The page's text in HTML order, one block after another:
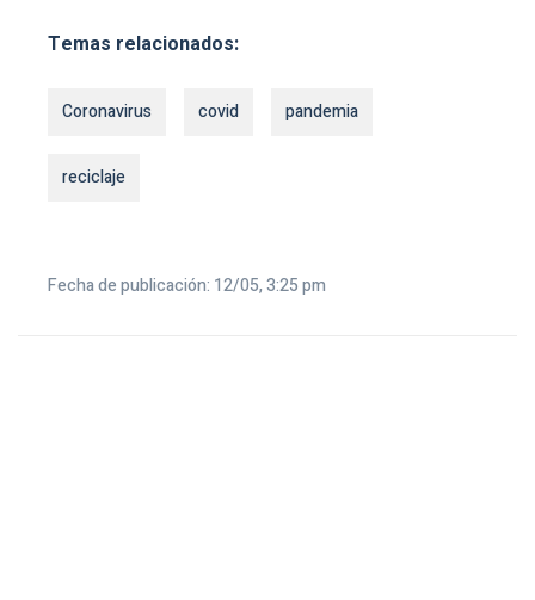
Temas relacionados:
Coronavirus covid pandemia
reciclaje
Fecha de publicación: 12/05, 3:25 pm